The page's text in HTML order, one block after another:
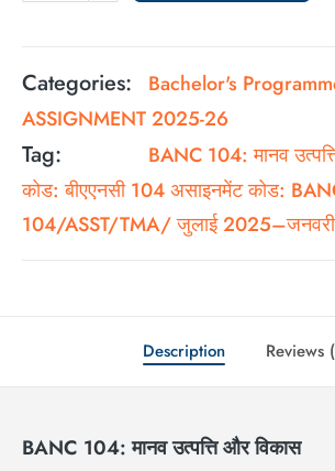
Categories: Bachelor's
ASSIGNMENT 2025-26
Tag:
BANC 104: मानव
कोड: बीएएनसी 104 असाइनमेंट कोड:
104/ASST/TMA/ जुलाई
Description Reviews
BANC 104:मानव उत्पत्ति और विकास